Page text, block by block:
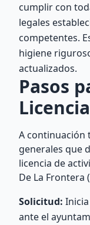
cumplir con
legales
competentes.
higiene
actualizados.
Pasos
A continuación
generales que
licencia de
De La Frontera
Solicitud:
ante el